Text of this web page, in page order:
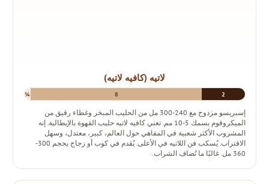
لاتيه (كافيه لاتيه)
2
8
¼
إسبريسو مزدوج مع 240-300 مل من الحليب المبخر وغطاء رقيق من
الميكروفوم بسمك 5-10 مم. تعني كافيه لاتيه حليب القهوة بالإيطالية. إنه
المشروب الأكثر شعبية في المقاهي حول العالم، كبير، معتدل، وسهل
الاقتراب. يُسكب فن اللاتيه في الأعلى. يُقدم في كوب أو زجاج بحجم 300-
360 مل. غالبًا ما تُضاف الشراب.